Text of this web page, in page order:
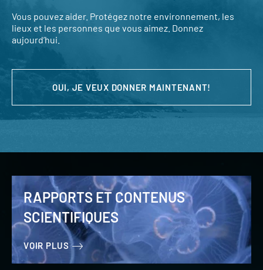
Vous pouvez aider. Protégez notre environnement, les
lieux et les personnes que vous aimez. Donnez
aujourd’hui.
OUI, JE VEUX DONNER MAINTENANT!
RAPPORTS ET CONTENUS
SCIENTIFIQUES
VOIR PLUS